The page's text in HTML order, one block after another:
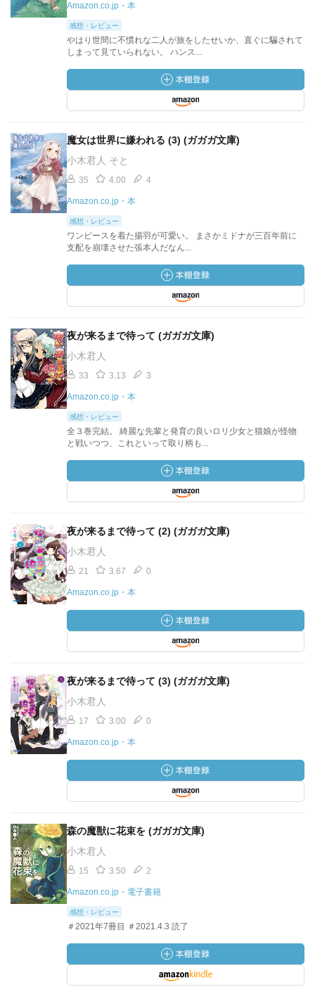
Amazon.co.jp・本
感想・レビュー
やはり世間に不慣れな二人が旅をしたせいか、直ぐに騙されて
しまって見ていられない。 ハンス...
魔女は世界に嫌われる (3) (ガガガ文庫)
小木君人 そと
35 4.00 4
Amazon.co.jp・本
感想・レビュー
ワンピースを着た揚羽が可愛い。 まさかミドナが三百年前に
支配を崩壊させた張本人だなん...
夜が来るまで待って (ガガガ文庫)
小木君人
33 3.13 3
Amazon.co.jp・本
感想・レビュー
全３巻完結。 綺麗な先輩と発育の良いロリ少女と猫娘が怪物
と戦いつつ、これといって取り柄も...
夜が来るまで待って (2) (ガガガ文庫)
小木君人
21 3.67 0
Amazon.co.jp・本
夜が来るまで待って (3) (ガガガ文庫)
小木君人
17 3.00 0
Amazon.co.jp・本
森の魔獣に花束を (ガガガ文庫)
小木君人
15 3.50 2
Amazon.co.jp・電子書籍
感想・レビュー
＃2021年7冊目 ＃2021.4.3 読了